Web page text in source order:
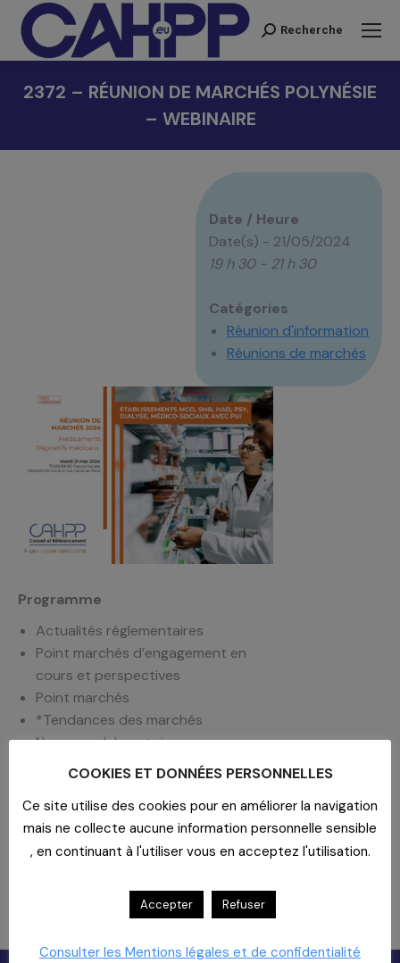
Recherche
Recherche
2372 – RÉUNION DE MARCHÉS POLYNÉSIE
– WEBINAIRE
Date / Heure
Date(s) - 21/05/2024
19 h 30 - 21 h 30
Catégories
Réunion d'information
Réunions de marchés
Programme
Actualités réglementaires
Point marchés d’engagement en
cours et perspectives
Point marchés
*Tendances des marchés
Nouveaux laboratoires
Nouveautés produits et
Anne Desaint
Thomas Santacreu
COOKIES ET DONNÉES PERSONNELLES
Ce site utilise des cookies pour en améliorer la navigation
mais ne collecte aucune information personnelle sensible
, en continuant à l'utiliser vous en acceptez l'utilisation.
Accepter Refuser
Consulter les Mentions légales et de confidentialité